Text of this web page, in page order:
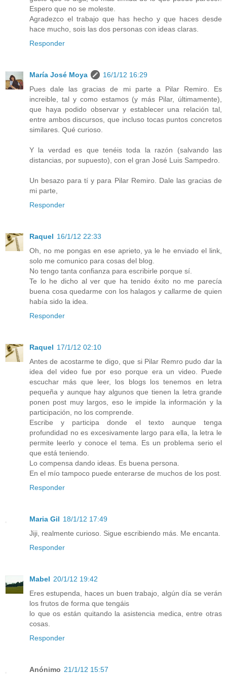
Espero que no se moleste.
Agradezco el trabajo que has hecho y que haces desde
hace mucho, sois las dos personas con ideas claras.
Responder
María José Moya
16/1/12 16:29
Pues dale las gracias de mi parte a Pilar Remiro. Es
increible, tal y como estamos (y más Pilar, últimamente),
que haya podido observar y establecer una relación tal,
entre ambos discursos, que incluso tocas puntos concretos
similares. Qué curioso.
Y la verdad es que tenéis toda la razón (salvando las
distancias, por supuesto), con el gran José Luis Sampedro.
Un besazo para tí y para Pilar Remiro. Dale las gracias de
mi parte,
Responder
Raquel 16/1/12 22:33
Oh, no me pongas en ese aprieto, ya le he enviado el link,
solo me comunico para cosas del blog.
No tengo tanta confianza para escribirle porque sí.
Te lo he dicho al ver que ha tenido éxito no me parecía
buena cosa quedarme con los halagos y callarme de quien
había sido la idea.
Responder
Raquel 17/1/12 02:10
Antes de acostarme te digo, que si Pilar Remro pudo dar la
idea del video fue por eso porque era un video. Puede
escuchar más que leer, los blogs los tenemos en letra
pequeña y aunque hay algunos que tienen la letra grande
ponen post muy largos, eso le impide la información y la
participación, no los comprende.
Escribe y participa donde el texto aunque tenga
profundidad no es excesivamente largo para ella, la letra le
permite leerlo y conoce el tema. Es un problema serio el
que está teniendo.
Lo compensa dando ideas. Es buena persona.
En el mío tampoco puede enterarse de muchos de los post.
Responder
Maria Gil 18/1/12 17:49
Jiji, realmente curioso. Sigue escribiendo más. Me encanta.
Responder
Mabel 20/1/12 19:42
Eres estupenda, haces un buen trabajo, algún día se verán
los frutos de forma que tengáis
lo que os están quitando la asistencia medica, entre otras
cosas.
Responder
Anónimo 21/1/12 15:57